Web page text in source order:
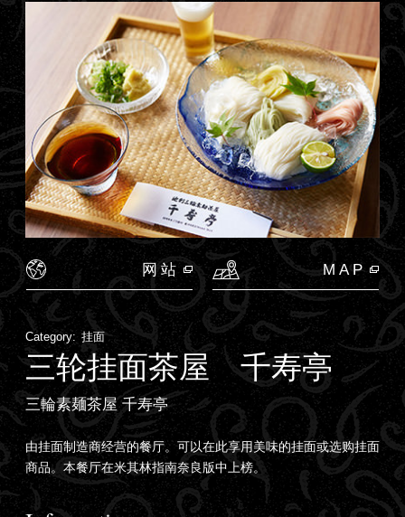
网站 MAP
Category: 挂面
三轮挂面茶屋 千寿亭
三輪素麺茶屋 千寿亭
由挂面制造商经营的餐厅。可以在此享用美味的挂面或选购挂面
商品。本餐厅在米其林指南奈良版中上榜。